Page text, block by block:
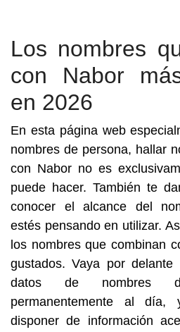
Los nombres
con Nabor
en 2026
En esta página web
nombres de persona, hallar
con Nabor no es
puede hacer. También te
conocer el alcance del
estés pensando en utilizar.
los nombres que combinan
gustados. Vaya por
datos de nombres
permanentemente al
disponer de información